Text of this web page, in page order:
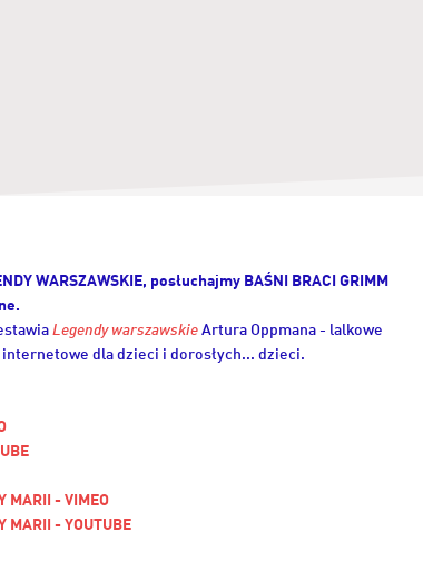
WARSZAWSKIE, posłuchajmy BAŚNI BRACI GRIMM
Legendy warszawskieArtura Oppmana - lalkowe
dla dzieci i dorosłych... dzieci.
MARII - VIMEO
MARII - YOUTUBE